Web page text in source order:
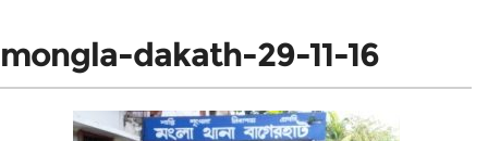
mongla-dakath-29-11-16